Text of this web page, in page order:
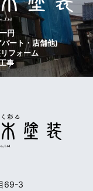
円
ート・店舗他)
フォーム
事
69-3